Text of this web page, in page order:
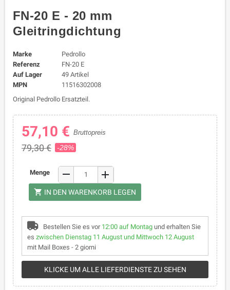
FN-20 E - 20 mm
Gleitringdichtung
Marke
Pedrollo
Referenz
FN-20 E
Auf Lager
49 Artikel
MPN
11516302008
Original Pedrollo Ersatzteil.
57,10 € Bruttopreis
79,30 € -28%
Menge remove add
shopping_cart IN DEN WARENKORB LEGEN
Bestellen Sie es vor 12:00 auf Montag und erhalten Sie
es zwischen Dienstag 11 August und Mittwoch 12 August
mit Mail Boxes - 2 giorni
KLICKE UM ALLE LIEFERDIENSTE ZU SEHEN